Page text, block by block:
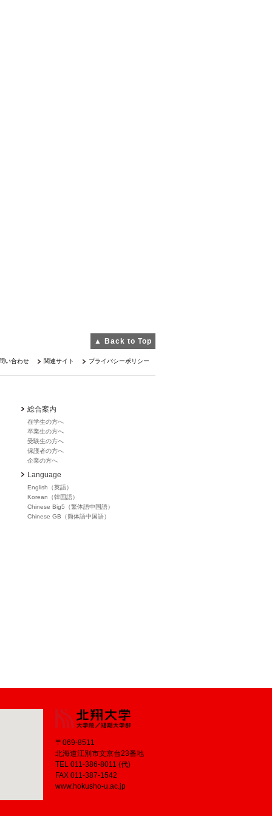
▲ Back to Top
い合わせ 関連サイト プライバシーポリシー
総合案内
在学生の方へ
卒業生の方へ
受験生の方へ
保護者の方へ
企業の方へ
Language
English（英語）
Korean（韓国語）
Chinese Big5（繁体語中国語）
Chinese GB（簡体語中国語）
〒069-8511
北海道江別市文京台23番地
TEL 011-386-8011 (代)
FAX 011-387-1542
www.hokusho-u.ac.jp